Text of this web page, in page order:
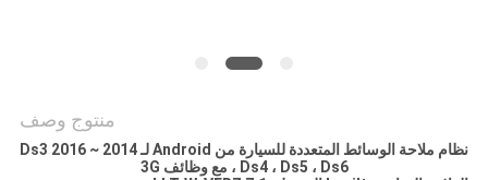
منتوج وصف
نظام ملاحة الوسائط المتعددة للسيارة من Android لـ 2014 ~ 2016 Ds3
، Ds4 ، Ds5 ، Ds6 مع وظائف 3G